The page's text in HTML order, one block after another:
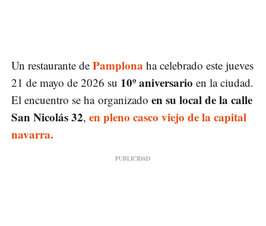
Un restaurante de Pamplona ha celebrado este jueves
21 de mayo de 2026 su 10º aniversario en la ciudad.
El encuentro se ha organizado en su local de la calle
San Nicolás 32, en pleno casco viejo de la capital
navarra.